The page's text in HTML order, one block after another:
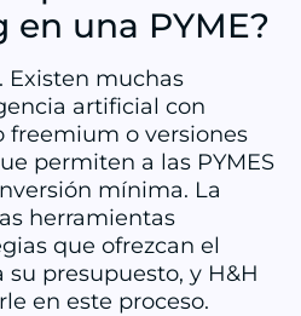
una PYME?
Existen muchas
artificial con
freemium o versiones
permiten a las PYMES
mínima. La
herramientas
que ofrezcan el
presupuesto, y H&H
en este proceso.